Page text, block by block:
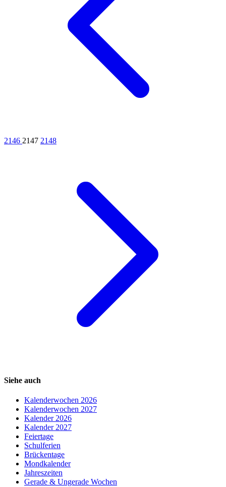
2146 2147 2148
Siehe auch
Kalenderwochen 2026
Kalenderwochen 2027
Kalender 2026
Kalender 2027
Feiertage
Schulferien
Brückentage
Mondkalender
Jahreszeiten
Gerade & Ungerade Wochen